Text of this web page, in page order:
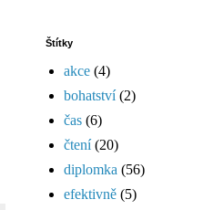
Štítky
akce (4)
bohatství (2)
čas (6)
čtení (20)
diplomka (56)
efektivně (5)